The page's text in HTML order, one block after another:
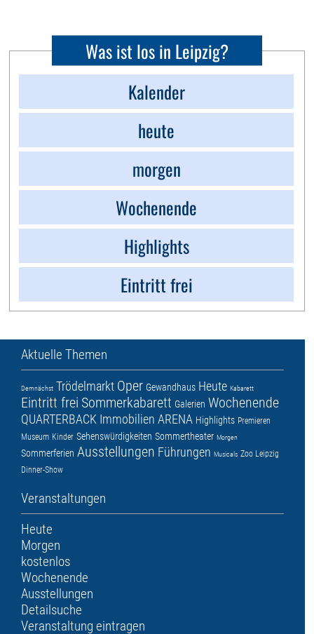
Was ist los in Leipzig?
Kalender
heute
morgen
Wochenende
Highlights
Eintritt frei
Aktuelle Themen
Demnächst Trödelmarkt Oper Gewandhaus Heute Kabarett
Eintritt frei Sommerkabarett Galerien Wochenende
QUARTERBACK Immobilien ARENA Highlights Premieren
Museum Kinder Sehenswürdigkeiten Sommertheater Morgen
Sommerferien Ausstellungen Führungen Musicals Zoo Leipzig
Dinner-Show
Veranstaltungen
Heute
Morgen
kostenlos
Wochenende
Ausstellungen
Detailsuche
Veranstaltung eintragen